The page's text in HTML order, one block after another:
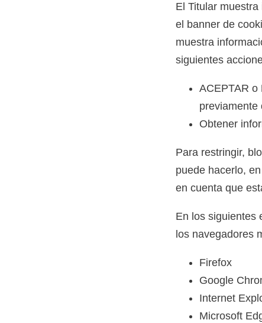
El Titular
el banner de
muestra
siguientes
ACEPTAR o
previamente
Obtener
Para restringir,
puede hacerlo,
en cuenta que
En los siguientes
los navegadores
Firefox
Google
Internet
Microsoft